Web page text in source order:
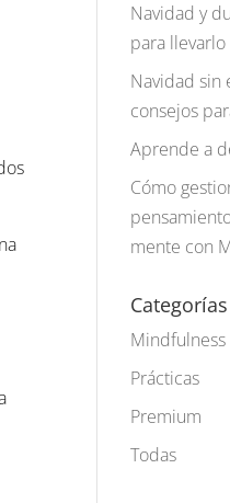
Navidad y
para
Navidad sin
consejos
Aprende a
Cómo
mente con
Categorías
Mindfulness
Prácticas
Premium
Todas